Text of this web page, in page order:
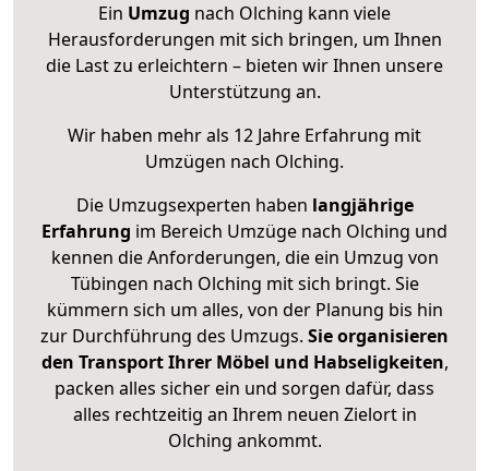
Ein Umzug nach Olching kann viele
Herausforderungen mit sich bringen, um Ihnen
die Last zu erleichtern – bieten wir Ihnen unsere
Unterstützung an.
Wir haben mehr als 12 Jahre Erfahrung mit
Umzügen nach Olching.
Die Umzugsexperten haben langjährige
Erfahrung im Bereich Umzüge nach Olching und
kennen die Anforderungen, die ein Umzug von
Tübingen nach Olching mit sich bringt. Sie
kümmern sich um alles, von der Planung bis hin
zur Durchführung des Umzugs. Sie organisieren
den Transport Ihrer Möbel und Habseligkeiten,
packen alles sicher ein und sorgen dafür, dass
alles rechtzeitig an Ihrem neuen Zielort in
Olching ankommt.